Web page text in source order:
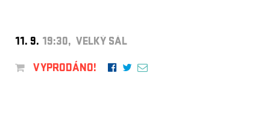
11. 9. 19:30, VELKÝ SÁL
VYPRODÁNO!